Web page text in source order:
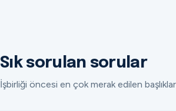
Sık sorulan sorular
İşbirliği öncesi en çok merak edilen